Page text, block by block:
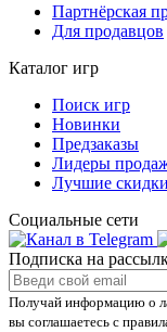
Партнёрская
Для продавцов
Каталог игр
Поиск игр
Новинки
Предзаказы
Лидеры
Лучшие скидки
Социальные сети
Подписка на
Получай информацию о
вы соглашаетесь с